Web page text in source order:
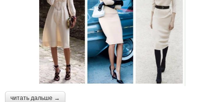
читать дальше →